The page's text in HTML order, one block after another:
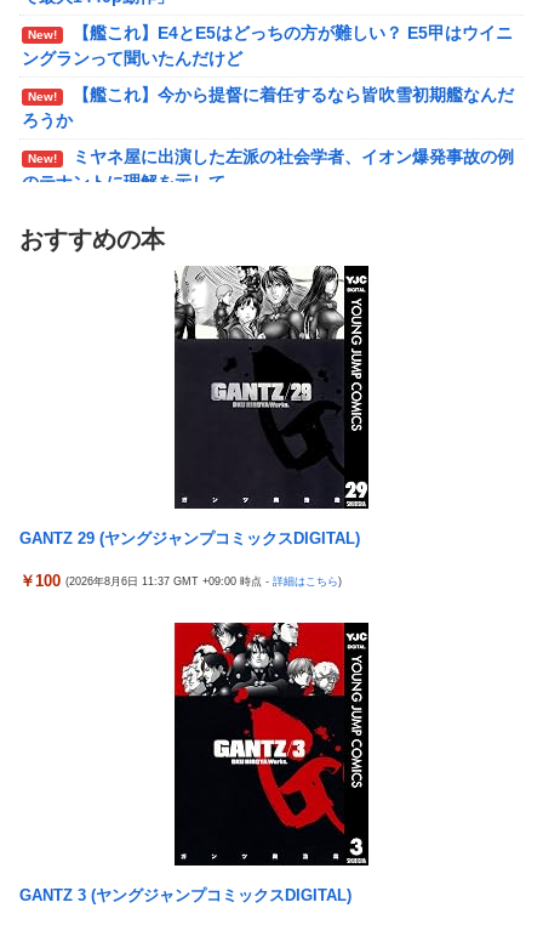
イズフィギュア【彩色原型公開】
New!
【バンダイ】「食玩」「プライズ」「ガシャポン」2026年
8月発売商品【発売スケジュール】
New! 結婚相談所職員さん、子なし女にド正論を述べてしまう…
週間少年ジャンプのグッズ(43億円分)を注文してキャンセ
ルした32歳女が逮捕
籍だった模様…自称インフルエンサー→実際はフェラーリの見積
もりだけ投稿など嘘だらけｗｗｗｗｗｗｗｗ
【悲報】桐谷さん「人生かけて7億円貯めたのにガンで死
ぬかも。もっと素直に遊べばよかった。」
れいわ新選組、党名変更を発表 新党名は...
精神科に通院してるけど「ヤンキー・ギャル・体育会系・
茶髪や金髪の人」を待合室で一度も見たことない
ミヤネ屋に出演した左派の社会学者、イオン爆発事故の例
「こんな事になるんやから強制置き配は止めておくべき」
とユーザーがドン引き、UberEatsが導入した強制置き配が起こし
【衝撃】クルタ族虐 殺の犯人、ツェリードニヒで確定！ク
ロロの演劇のせいで2人も無駄死ににwwww
【悲報】ライター「ちいかわが反社とコラボしてた」ﾊﾟｼｬ
死神のコスプレをして隣のビルの屋上から病院を眺めてい
【画像】コスプレイヤーが死ぬ気で痩せた結果ｗｗｗｗ
【悲報】福岡の電車、完全にやらかす。構内アナウンスで
ド下ネタを連発するｗｗｗｗｗ
New!
【艦これ】E4とE5はどっちの方が難しい？ E5甲はウイニ
ングランって聞いたんだけど
New!
【艦これ】今から提督に着任するなら皆吹雪初期艦なんだ
ろうか
New!
ミヤネ屋に出演した左派の社会学者、イオン爆発事故の例
のテナントに理解を示して……
New!
「こんな事になるんやから強制置き配は止めておくべき」
とユーザーがドン引き、UberEatsが導入した強制置き配が起こし
女さん、ワンピースグッズを大量注文→全キャンセルで逮
【日向坂46】 かほりん、ありのままの姿・・・【藤嶌果歩
【画像】スト6に彗星の如く現れたフィリピン人キャラが
可愛すぎると話題に！
New!
周囲の人「おい見ろよ…」「一人で来てんのかな…？ｗ」
「腹でけーｗ」一人焼肉ワイ「……ッ…！」
【衝撃】ワイ、偏差値30台の高校に入学した結果ｗｗｗｗ
【悲報】ワンダンス作者「手書きでダンスアニメ描いてみ
ました」←アニメの当てつけにしか見えないと話題に
エアギアって再アニメ化したら良さそうじゃない？ ちゃん
とエロさとか大暮のセンスを忠実に再現して
涌井秀章(40) 2.88 3勝1敗 4QS K/BB10.00
神谷玲子の新台は神ぱち!? #75【「e七つの大罪3」1回転
で大当たり＝速さが段違い！渾身のRUSHに神谷が挑む！！】
る感が微妙！？もう稼働貢献週の予想をするユーザーも！？
おすすめの本
GANTZ 29 (ヤングジャンプコミックスDIGITAL)
￥100 (2026年8月6日 11:37 GMT +09:00 時点 - 詳細はこちら)
GANTZ 3 (ヤングジャンプコミックスDIGITAL)